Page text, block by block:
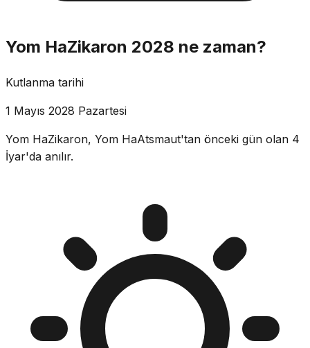
Yom HaZikaron 2028 ne zaman?
Kutlanma tarihi
1 Mayıs 2028 Pazartesi
Yom HaZikaron, Yom HaAtsmaut'tan önceki gün olan 4
İyar'da anılır.